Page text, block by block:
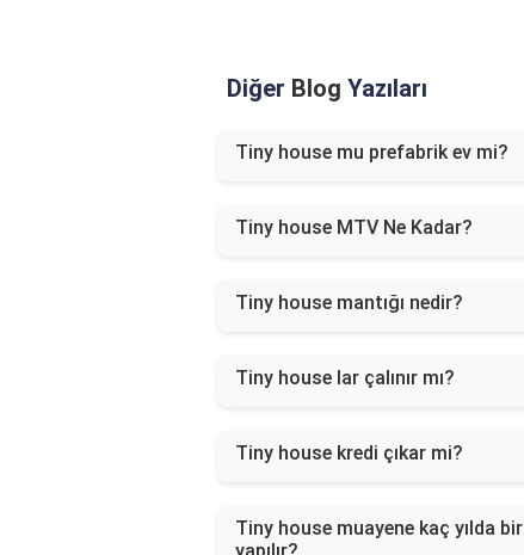
Diğer Blog Yazıları
Tiny house mu prefabrik ev mi?
Tiny house MTV Ne Kadar?
Tiny house mantığı nedir?
Tiny house lar çalınır mı?
Tiny house kredi çıkar mi?
Tiny house muayene kaç yılda bir